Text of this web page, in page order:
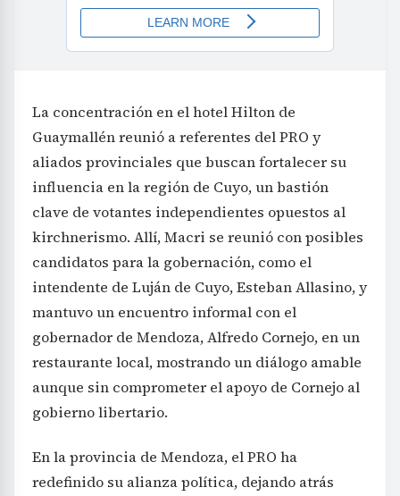
La concentración en el hotel Hilton de
Guaymallén reunió a referentes del PRO y
aliados provinciales que buscan fortalecer su
influencia en la región de Cuyo, un bastión
clave de votantes independientes opuestos al
kirchnerismo. Allí, Macri se reunió con posibles
candidatos para la gobernación, como el
intendente de Luján de Cuyo, Esteban Allasino, y
mantuvo un encuentro informal con el
gobernador de Mendoza, Alfredo Cornejo, en un
restaurante local, mostrando un diálogo amable
aunque sin comprometer el apoyo de Cornejo al
gobierno libertario.
En la provincia de Mendoza, el PRO ha
redefinido su alianza política, dejando atrás